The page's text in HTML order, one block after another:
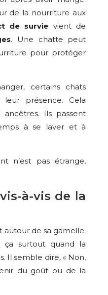
de la nourriture aux
de survie vient de
. Une chatte peut
pour protéger
certains chats
présence. Cela
Ils passent
à se laver et à
n’est pas étrange,
à-vis de la
autour de sa gamelle.
ça surtout quand la
Il semble dire, « Non,
du goût ou de la